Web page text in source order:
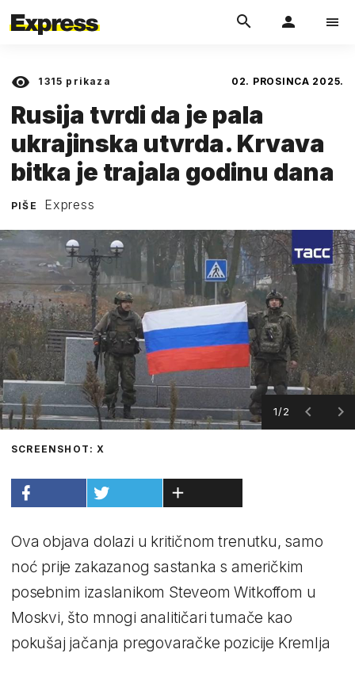
1315 prikaza 02. PROSINCA 2025.
Rusija tvrdi da je pala
ukrajinska utvrda. Krvava
bitka je trajala godinu dana
PIŠE Express
1/2
SCREENSHOT: X
Ova objava dolazi u kritičnom trenutku, samo
noć prije zakazanog sastanka s američkim
posebnim izaslanikom Steveom Witkoffom u
Moskvi, što mnogi analitičari tumače kao
pokušaj jačanja pregovaračke pozicije Kremlja